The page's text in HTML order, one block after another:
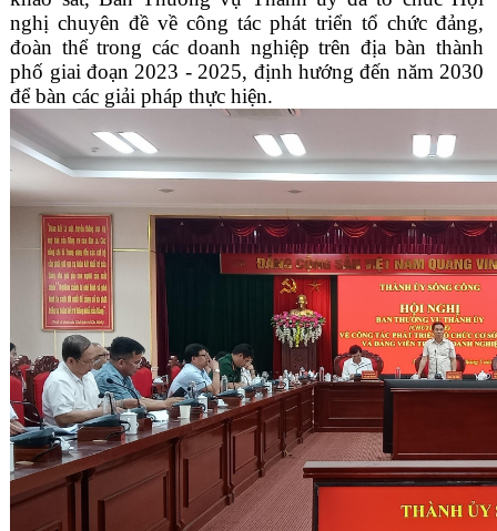
nghị chuyên đề về công tác phát triển tổ chức đảng,
đoàn thể trong các doanh nghiệp trên địa bàn thành
phố giai đoạn 2023 - 2025, định hướng đến năm 2030
để bàn các giải pháp thực hiện.